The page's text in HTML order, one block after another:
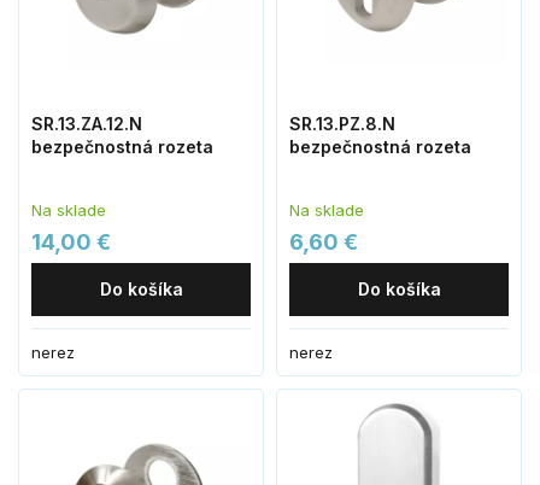
SR.13.ZA.12.N
bezpečnostná rozeta
Na sklade
14,00 €
Do košíka
nerez
SR.13.PZ.8.N
bezpečnostná rozeta
Na sklade
6,60 €
Do košíka
nerez